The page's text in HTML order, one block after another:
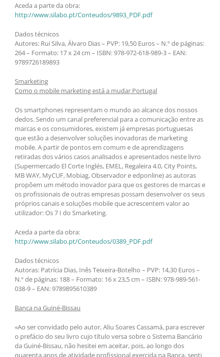
Aceda a parte da obra:
http://www.silabo.pt/Conteudos/9893_PDF.pdf
Dados técnicos
Autores: Rui Silva, Álvaro Dias – PVP: 19,50 Euros – N.º de páginas:
264 – Formato: 17 x 24 cm – ISBN: 978-972-618-989-3 – EAN:
9789726189893
Smarketing
Como o mobile marketing está a mudar Portugal
Os smartphones representam o mundo ao alcance dos nossos
dedos. Sendo um canal preferencial para a comunicação entre as
marcas e os consumidores, existem já empresas portuguesas
que estão a desenvolver soluções inovadoras de marketing
mobile. A partir de pontos em comum e de aprendizagens
retiradas dos vários casos analisados e apresentados neste livro
(Supermercado El Corte Inglés, EMEL, Regaleira 4.0, City Points,
MB WAY, MyCUF, Mobiag, Observador e edponline) as autoras
propõem um método inovador para que os gestores de marcas e
os profissionais de outras empresas possam desenvolver os seus
próprios canais e soluções mobile que acrescentem valor ao
utilizador: Os 7 I do Smarketing.
Aceda a parte da obra:
http://www.silabo.pt/Conteudos/0389_PDF.pdf
Dados técnicos
Autoras: Patrícia Dias, Inês Teixeira-Botelho – PVP: 14,30 Euros –
N.º de páginas: 188 – Formato: 16 x 23,5 cm – ISBN: 978-989-561-
038-9 – EAN: 9789895610389
Banca na Guiné-Bissau
«Ao ser convidado pelo autor, Aliu Soares Cassamá, para escrever
o prefácio do seu livro cujo título versa sobre o Sistema Bancário
da Guiné-Bissau, não hesitei em aceitar, pois, ao longo dos
quarenta anos de atividade profissional exercida na Banca, senti